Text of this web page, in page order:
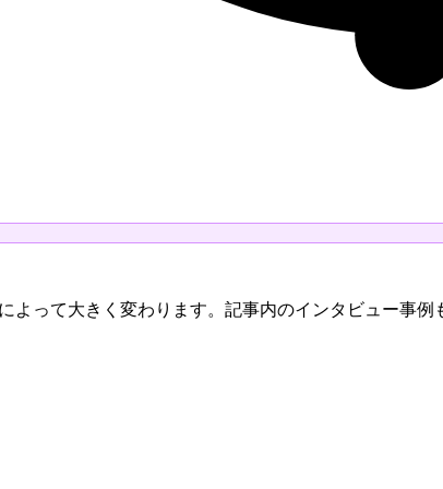
よって大きく変わります。記事内のインタビュー事例